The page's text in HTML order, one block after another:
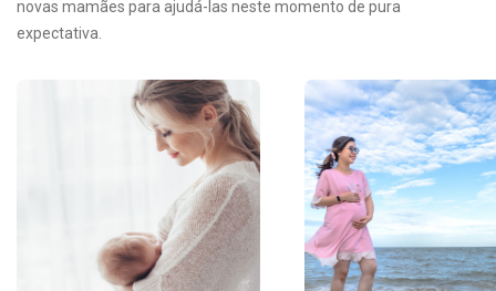
novas mamães para ajudá-las neste momento de pura
expectativa.